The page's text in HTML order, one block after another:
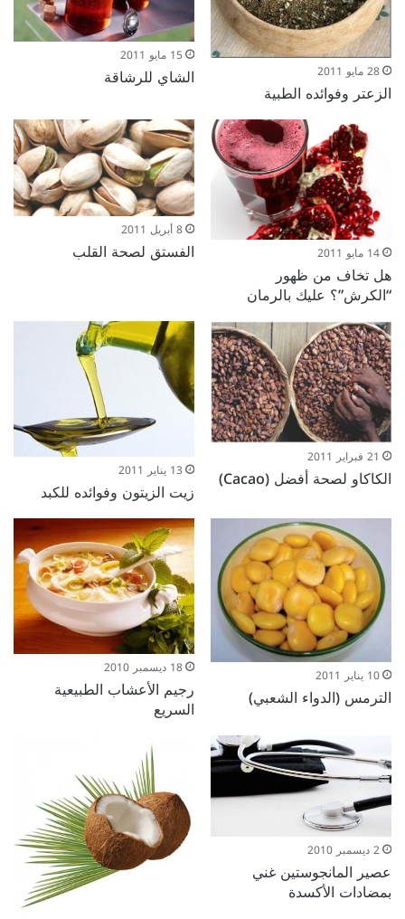
28 مايو 2011
الزعتر وفوائده الطبية
15 مايو 2011
الشاي للرشاقة
14 مايو 2011
هل تخاف من ظهور
“الكرش”؟ عليك بالرمان
8 أبريل 2011
الفستق لصحة القلب
21 فبراير 2011
الكاكاو لصحة أفضل (Cacao) 13 يناير 2011
زيت الزيتون وفوائده للكبد
10 يناير 2011
الترمس (الدواء الشعبي)
18 ديسمبر 2010
رجيم الأعشاب الطبيعية
السريع
2 ديسمبر 2010
عصير المانجوستين غني
بمضادات الأكسدة